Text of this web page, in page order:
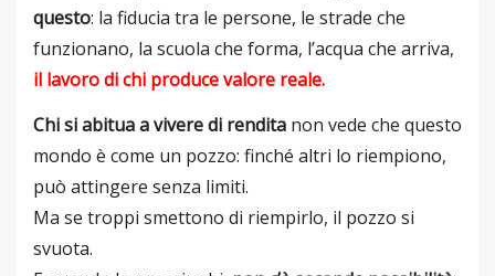
questo: la fiducia tra le persone, le strade che
funzionano, la scuola che forma, l’acqua che arriva,
il lavoro di chi produce valore reale.
Chi si abitua a vivere di rendita non vede che questo
mondo è come un pozzo: finché altri lo riempiono,
può attingere senza limiti.
Ma se troppi smettono di riempirlo, il pozzo si
svuota.